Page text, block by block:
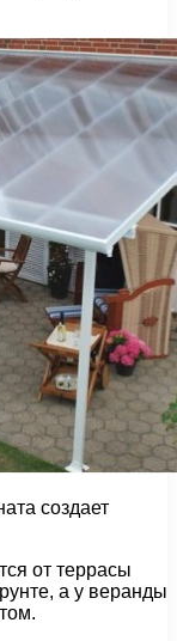
создает
от террасы
а у веранды